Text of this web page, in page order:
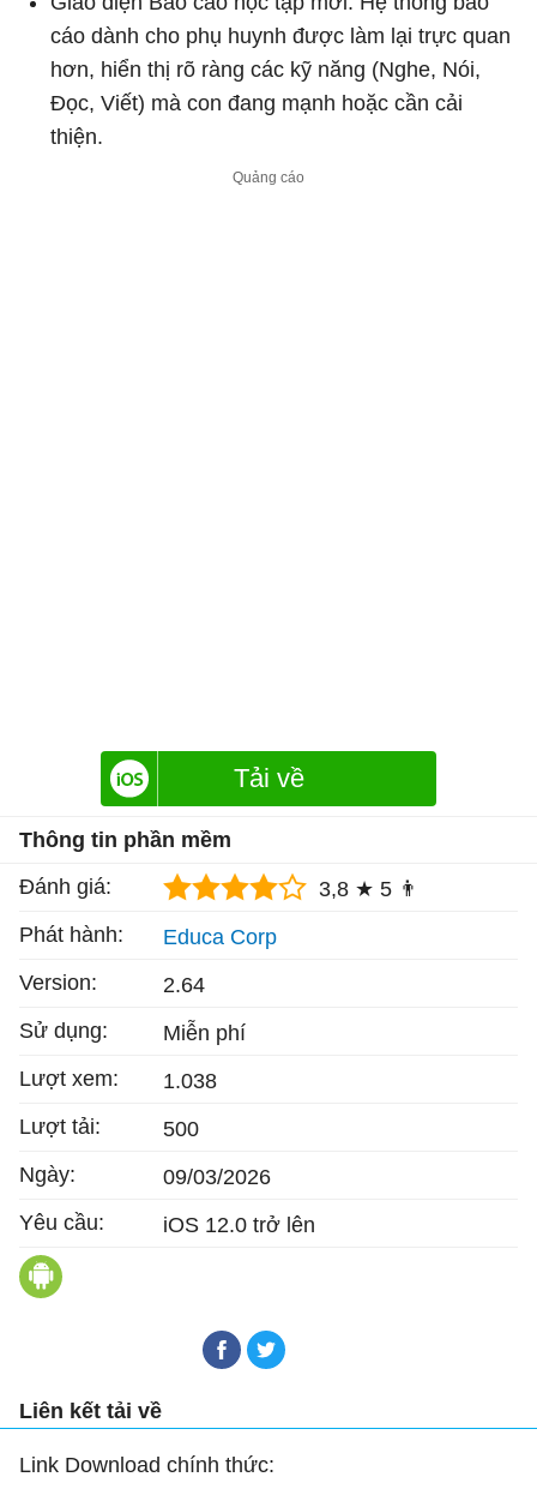
cáo dành cho phụ huynh được làm lại trực quan
hơn, hiển thị rõ ràng các kỹ năng (Nghe, Nói,
Đọc, Viết) mà con đang mạnh hoặc cần cải
thiện.
Tải về
Thông tin phần mềm
Đánh giá:
3,8 ★ 5 👨
Phát hành:
Educa Corp
Version:
2.64
Sử dụng:
Miễn phí
Lượt xem:
1.038
Lượt tải:
500
Ngày:
09/03/2026
Yêu cầu:
iOS 12.0 trở lên
Liên kết tải về
Link Download chính thức: